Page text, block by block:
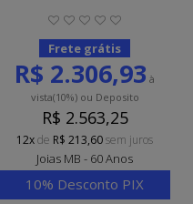
Frete grátis
R$ 2.306,93 à
vista(10%)ou Deposito
R$ 2.563,25
12xde R$ 213,60sem juros
Joias MB - 60 Anos
10% Desconto PIX